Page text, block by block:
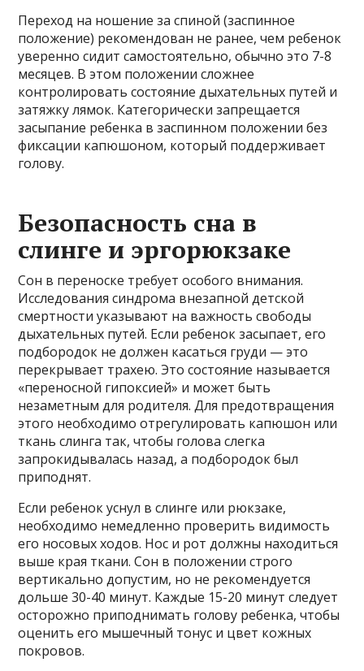
Переход на ношение за спиной (заспинное
положение) рекомендован не ранее, чем ребенок
уверенно сидит самостоятельно, обычно это 7-8
месяцев. В этом положении сложнее
контролировать состояние дыхательных путей и
затяжку лямок. Категорически запрещается
засыпание ребенка в заспинном положении без
фиксации капюшоном, который поддерживает
голову.
Безопасность сна в
слинге и эргорюкзаке
Сон в переноске требует особого внимания.
Исследования синдрома внезапной детской
смертности указывают на важность свободы
дыхательных путей. Если ребенок засыпает, его
подбородок не должен касаться груди — это
перекрывает трахею. Это состояние называется
«переносной гипоксией» и может быть
незаметным для родителя. Для предотвращения
этого необходимо отрегулировать капюшон или
ткань слинга так, чтобы голова слегка
запрокидывалась назад, а подбородок был
приподнят.
Если ребенок уснул в слинге или рюкзаке,
необходимо немедленно проверить видимость
его носовых ходов. Нос и рот должны находиться
выше края ткани. Сон в положении строго
вертикально допустим, но не рекомендуется
дольше 30-40 минут. Каждые 15-20 минут следует
осторожно приподнимать голову ребенка, чтобы
оценить его мышечный тонус и цвет кожных
покровов.